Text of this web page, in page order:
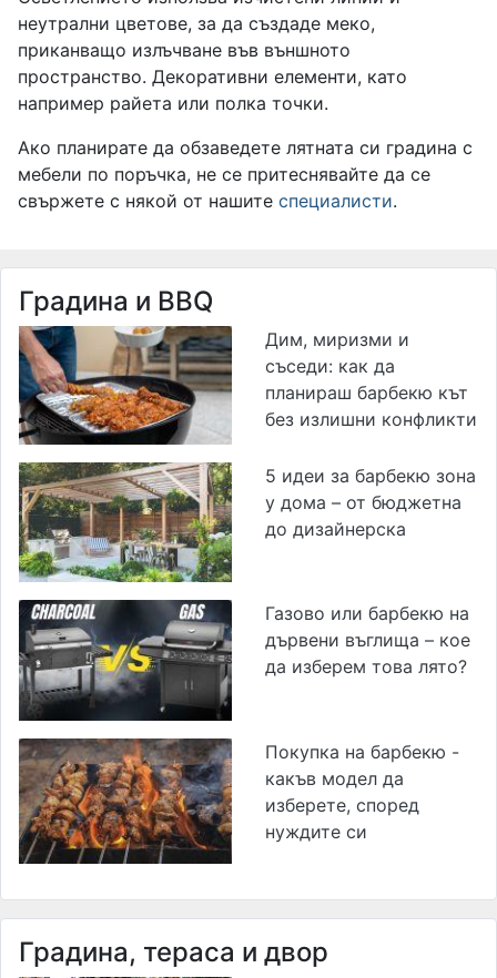
неутрални цветове, за да създаде меко,
приканващо излъчване във външното
пространство. Декоративни елементи, като
например райета или полка точки.
Ако планирате да обзаведете лятната си градина с
мебели по поръчка, не се притеснявайте да се
свържете с някой от нашите специалисти.
Градина и BBQ
Дим, миризми и
съседи: как да
планираш барбекю кът
без излишни конфликти
5 идеи за барбекю зона
у дома – от бюджетна
до дизайнерска
Газово или барбекю на
дървени въглища – кое
да изберем това лято?
Покупка на барбекю -
какъв модел да
изберете, според
нуждите си
Градина, тераса и двор